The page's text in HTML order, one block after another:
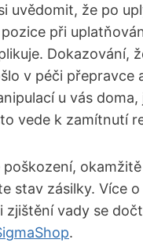
uvědomit, že po
při
Dokazování,
v péči přepravce
u vás doma,
vede k zamítnutí
poškození, okamžitě
stav zásilky. Více
zjištění vady se
.